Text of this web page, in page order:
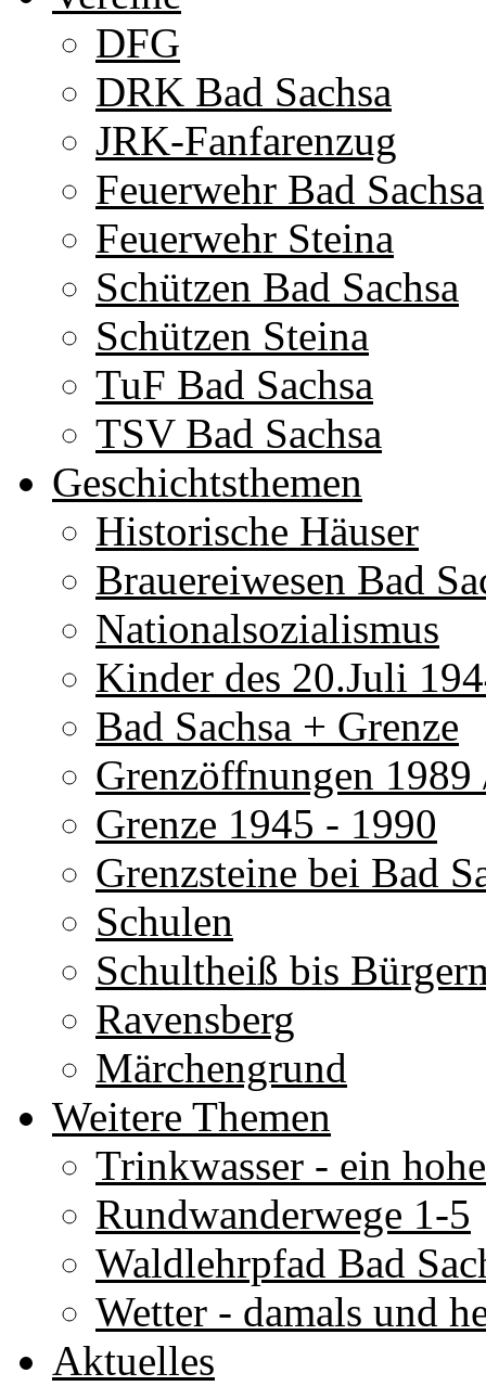
DFG
DRK Bad Sachsa
JRK-Fanfarenzug
Feuerwehr Bad Sachsa
Feuerwehr Steina
Schützen Bad Sachsa
Schützen Steina
TuF Bad Sachsa
TSV Bad Sachsa
Geschichtsthemen
Historische Häuser
Brauereiwesen Bad
Nationalsozialismus
Kinder des 20.Juli
Bad Sachsa + Grenze
Grenzöffnungen 1989
Grenze 1945 - 1990
Grenzsteine bei Bad
Schulen
Schultheiß bis
Ravensberg
Märchengrund
Weitere Themen
Trinkwasser - ein
Rundwanderwege 1-5
Waldlehrpfad Bad
Wetter - damals und
Aktuelles